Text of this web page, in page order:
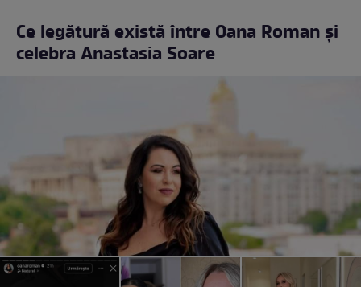
Ce legătură există între Oana Roman și
celebra Anastasia Soare